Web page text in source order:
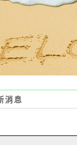
消息